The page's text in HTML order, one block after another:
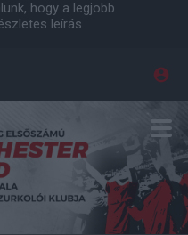
hogy a legjobb
leírás